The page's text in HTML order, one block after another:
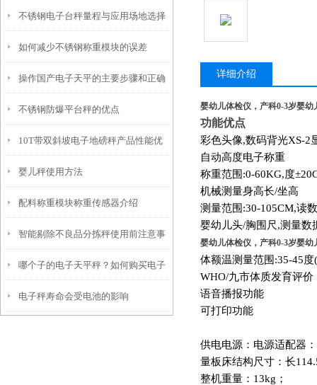
不锈钢电子台秤量程与应用场地选择
如何减少不锈钢称重模块的误差
操作国产电子天平的主要步骤和正确
维护方法
不锈钢防爆平台秤的优点
10T带双斜坡电子地磅秤产品性能优
点
婴儿秤使用方法
配料称重模块称重传感器介绍
智能剔除不良品分拣秤使用前注意事
项
哪个子的电子天平秤？如何购买电子
天平？
电子秤寿命会受电池的影响
详细介绍
婴幼儿体检仪，产科0-3岁婴幼
功能优点
彩色头像,数码背光XS-2
自动高度电子称重
称重范围:0-60KG,度
机械测量身高长/坐高
测量范围:30-105CM,读
婴幼儿头/胸围尺,测量数
婴幼儿体检仪，产科0-3岁婴幼
体额温测量范围:35-45度
WHO/九市体质发育评价
语音播报功能
可打印功能
供电电源：电源适配器
量板床结构尺寸：长
整机重量：13kg；